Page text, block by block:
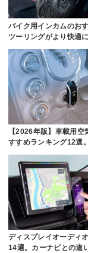
バイク用インカムのお
ツーリングがより快適に
【2026年版】車載用空
すすめランキング12選
ディスプレイオーディ
14選。カーナビとの違